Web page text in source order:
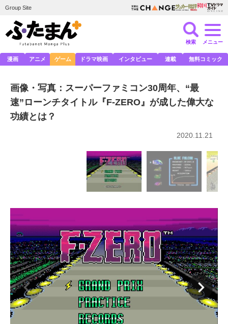
Group Site
検索 メニュー
漫画 アニメ ゲーム ドラマ映画 インタビュー 連載 無料コミック
画像・写真：スーパーファミコン30周年、“最
速”ローンチタイトル『F-ZERO』が成した偉大な
功績とは？
2020.11.21